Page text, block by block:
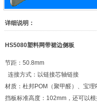
详细说明：
HS5080塑料网带裙边侧板
节距：50.8mm
连接方式：以链接芯轴链接
材质：杜邦POM（聚甲醛）、宝理
挡板标准高度：102mm，还可以